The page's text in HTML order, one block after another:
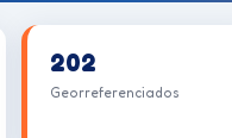
202
Georreferenciados